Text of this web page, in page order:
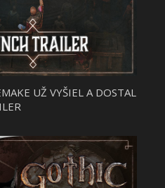
UŽ VYŠIEL A DOSTAL